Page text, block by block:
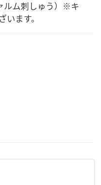
ルム刺しゅう）※キ
ます。